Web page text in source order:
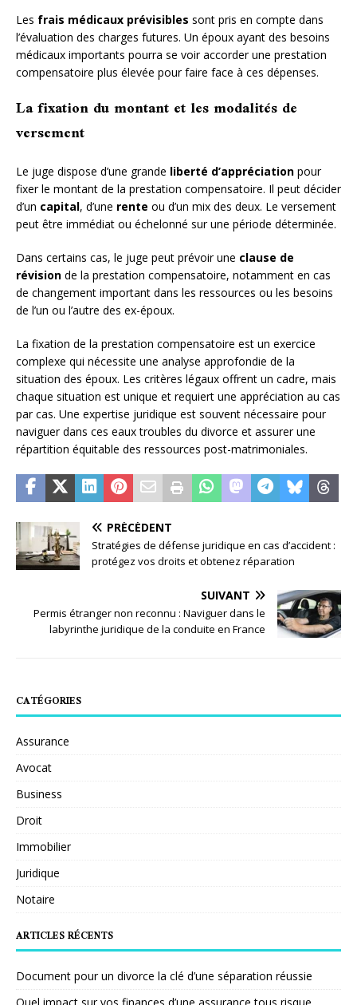
Les frais médicaux prévisibles sont pris en compte dans
l’évaluation des charges futures. Un époux ayant des besoins
médicaux importants pourra se voir accorder une prestation
compensatoire plus élevée pour faire face à ces dépenses.
La fixation du montant et les modalités de
versement
Le juge dispose d’une grande liberté d’appréciation pour
fixer le montant de la prestation compensatoire. Il peut décider
d’un capital, d’une rente ou d’un mix des deux. Le versement
peut être immédiat ou échelonné sur une période déterminée.
Dans certains cas, le juge peut prévoir une clause de
révision de la prestation compensatoire, notamment en cas
de changement important dans les ressources ou les besoins
de l’un ou l’autre des ex-époux.
La fixation de la prestation compensatoire est un exercice
complexe qui nécessite une analyse approfondie de la
situation des époux. Les critères légaux offrent un cadre, mais
chaque situation est unique et requiert une appréciation au cas
par cas. Une expertise juridique est souvent nécessaire pour
naviguer dans ces eaux troubles du divorce et assurer une
répartition équitable des ressources post-matrimoniales.
PRÉCÉDENT
Stratégies de défense juridique en cas d’accident :
protégez vos droits et obtenez réparation
SUIVANT
Permis étranger non reconnu : Naviguer dans le
labyrinthe juridique de la conduite en France
CATÉGORIES
Assurance
Avocat
Business
Droit
Immobilier
Juridique
Notaire
ARTICLES RÉCENTS
Document pour un divorce la clé d’une séparation réussie
Quel impact sur vos finances d’une assurance tous risque